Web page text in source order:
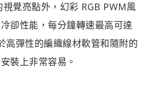
覺亮點外，幻彩 RGB PWM風
卻性能，每分鐘轉速最高可達
高彈性的編織線材軟管和隨附的
裝上非常容易。